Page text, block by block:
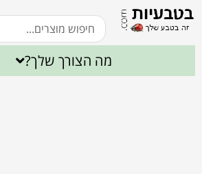
מה הצורך שלך?